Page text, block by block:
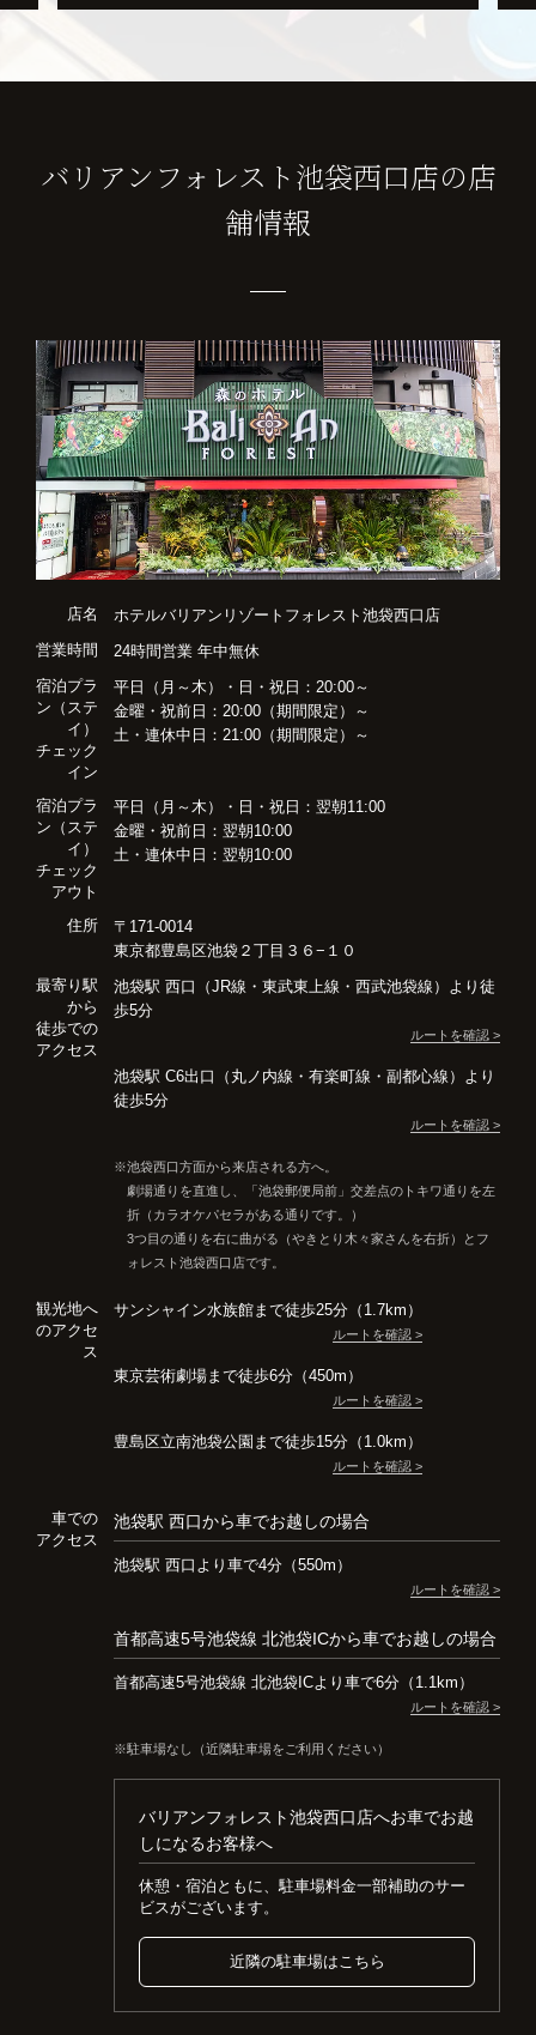
バリアンフォレスト池袋西口店の店
舗情報
店名
ホテルバリアンリゾートフォレスト池袋西口店
営業時間
24時間営業 年中無休
宿泊プラ
ン（ステ
イ）
チェック
イン
平日（月～木）・日・祝日：20:00～
金曜・祝前日：20:00（期間限定）～
土・連休中日：21:00（期間限定）～
宿泊プラ
ン（ステ
イ）
チェック
アウト
平日（月～木）・日・祝日：翌朝11:00
金曜・祝前日：翌朝10:00
土・連休中日：翌朝10:00
住所
〒171-0014
東京都豊島区池袋２丁目３６−１０
最寄り駅
から
徒歩での
アクセス
池袋駅 西口（JR線・東武東上線・西武池袋線）より徒
歩5分
ルートを確認 >
池袋駅 C6出口（丸ノ内線・有楽町線・副都心線）より
徒歩5分
ルートを確認 >
池袋西口方面から来店される方へ。
劇場通りを直進し、「池袋郵便局前」交差点のトキワ通りを左
折（カラオケパセラがある通りです。）
3つ目の通りを右に曲がる（やきとり木々家さんを右折）とフ
ォレスト池袋西口店です。
観光地へ
のアクセ
ス
サンシャイン水族館まで徒歩25分（1.7km）
ルートを確認 >
東京芸術劇場まで徒歩6分（450m）
ルートを確認 >
豊島区立南池袋公園まで徒歩15分（1.0km）
ルートを確認 >
車での
アクセス
池袋駅 西口から車でお越しの場合
池袋駅 西口より車で4分（550m）
ルートを確認 >
首都高速5号池袋線 北池袋ICから車でお越しの場合
首都高速5号池袋線 北池袋ICより車で6分（1.1km）
ルートを確認 >
駐車場なし（近隣駐車場をご利用ください）
バリアンフォレスト池袋西口店へお車でお越
しになるお客様へ
休憩・宿泊ともに、駐車場料金一部補助のサー
ビスがございます。
近隣の駐車場はこちら